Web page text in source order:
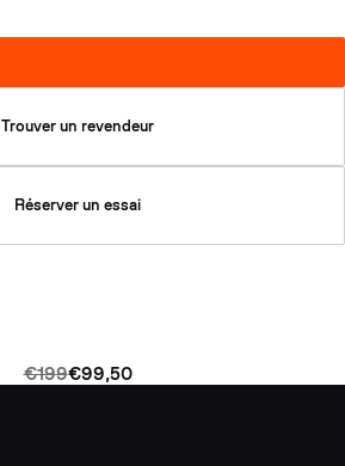
Trouver un revendeur
Réserver un essai
€199€99,50